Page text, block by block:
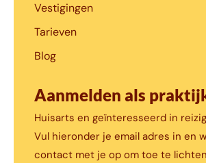
Vestigingen
Tarieven
Blog
Aanmelden als
Huisarts en geïnteresseerd in
Vul hieronder je email adres in en
contact met je op om toe te